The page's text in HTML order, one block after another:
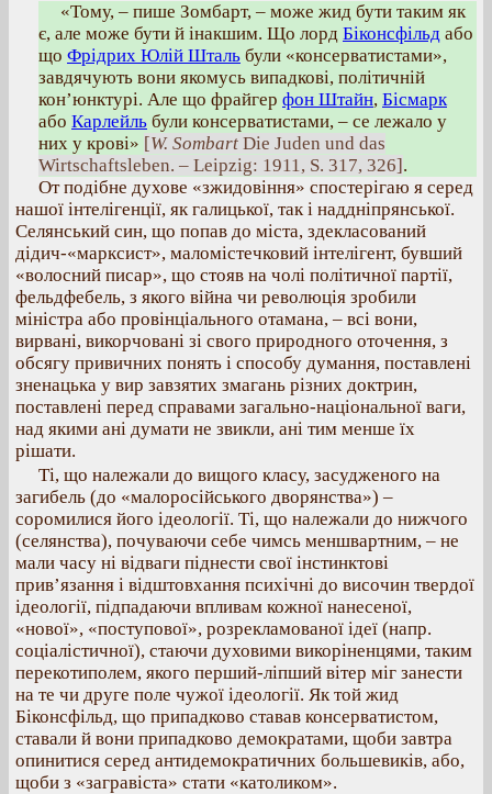
«Тому, – пише Зомбарт, – може жид бути таким як
є, але може бути й інакшим. Що лорд Біконсфільд або
що Фрідрих Юлій Шталь були «консерватистами»,
завдячують вони якомусь випадкові, політичній
кон’юнктурі. Але що фрайгер фон Штайн, Бісмарк
або Карлейль були консерватистами, – се лежало у
них у крові» [W. Sombart Die Juden und das
Wirtschaftsleben. – Leipzig: 1911, S. 317, 326].
От подібне духове «зжидовіння» спостерігаю я серед
нашої інтелігенції, як галицької, так і наддніпрянської.
Селянський син, що попав до міста, здекласований
дідич-«марксист», маломістечковий інтелігент, бувший
«волосний писар», що стояв на чолі політичної партії,
фельдфебель, з якого війна чи революція зробили
міністра або провінціального отамана, – всі вони,
вирвані, викорчовані зі свого природного оточення, з
обсягу привичних понять і способу думання, поставлені
зненацька у вир завзятих змагань різних доктрин,
поставлені перед справами загально-національної ваги,
над якими ані думати не звикли, ані тим менше їх
рішати.
Ті, що належали до вищого класу, засудженого на
загибель (до «малоросійського дворянства») –
соромилися його ідеології. Ті, що належали до нижчого
(селянства), почуваючи себе чимсь меншвартним, – не
мали часу ні відваги піднести свої інстинктові
прив’язання і відштовхання психічні до височин твердої
ідеології, підпадаючи впливам кожної нанесеної,
«нової», «поступової», розрекламованої ідеї (напр.
соціалістичної), стаючи духовими викоріненцями, таким
перекотиполем, якого перший-ліпший вітер міг занести
на те чи друге поле чужої ідеології. Як той жид
Біконсфільд, що припадково ставав консерватистом,
ставали й вони припадково демократами, щоби завтра
опинитися серед антидемократичних большевиків, або,
щоби з «загравіста» стати «католиком».